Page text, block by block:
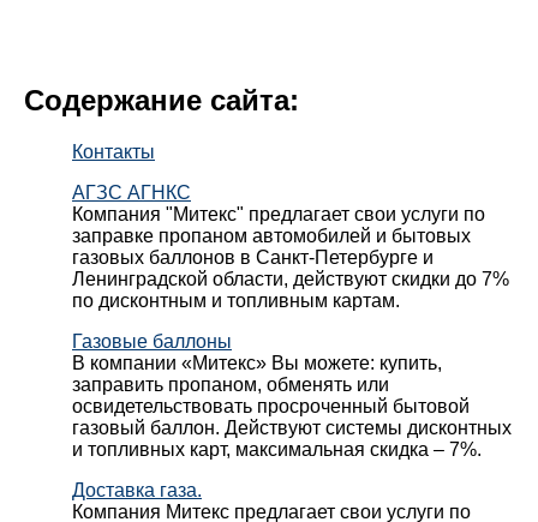
Содержание сайта:
Контакты
АГЗС АГНКС
Компания "Митекс" предлагает свои услуги по
заправке пропаном автомобилей и бытовых
газовых баллонов в Санкт-Петербурге и
Ленинградской области, действуют скидки до 7%
по дисконтным и топливным картам.
Газовые баллоны
В компании «Митекс» Вы можете: купить,
заправить пропаном, обменять или
освидетельствовать просроченный бытовой
газовый баллон. Действуют системы дисконтных
и топливных карт, максимальная скидка – 7%.
Доставка газа.
Компания Митекс предлагает свои услуги по